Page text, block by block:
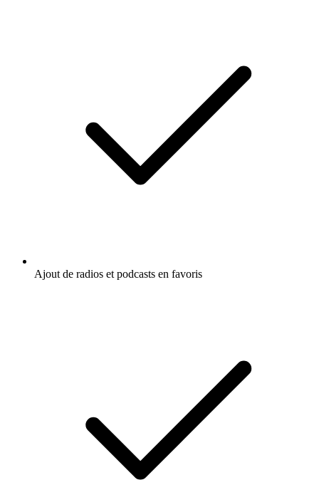
Ajout de radios et podcasts en favoris